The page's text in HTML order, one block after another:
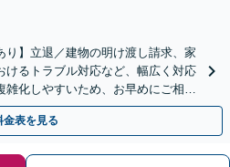
り】立退／建物の明け渡し請求、家
けるトラブル対応など、幅広く対応
雑化しやすいため、お早めにご相談
金表を見る